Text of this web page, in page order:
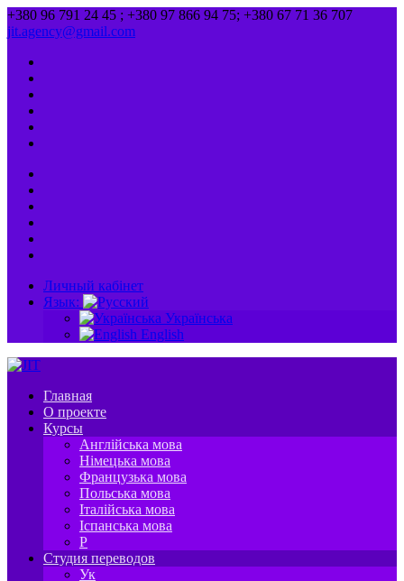
+380 96 791 24 45 ; +380 97 866 94 75; +380 67 71 36 707
jit.agency@gmail.com
Личный кабінет
Язык:
Українська
English
Главная
О проекте
Курсы
Англійська мова
Німецька мова
Французька мова
Польська мова
Італійська мова
Іспанська мова
P
Студия переводов
Ук